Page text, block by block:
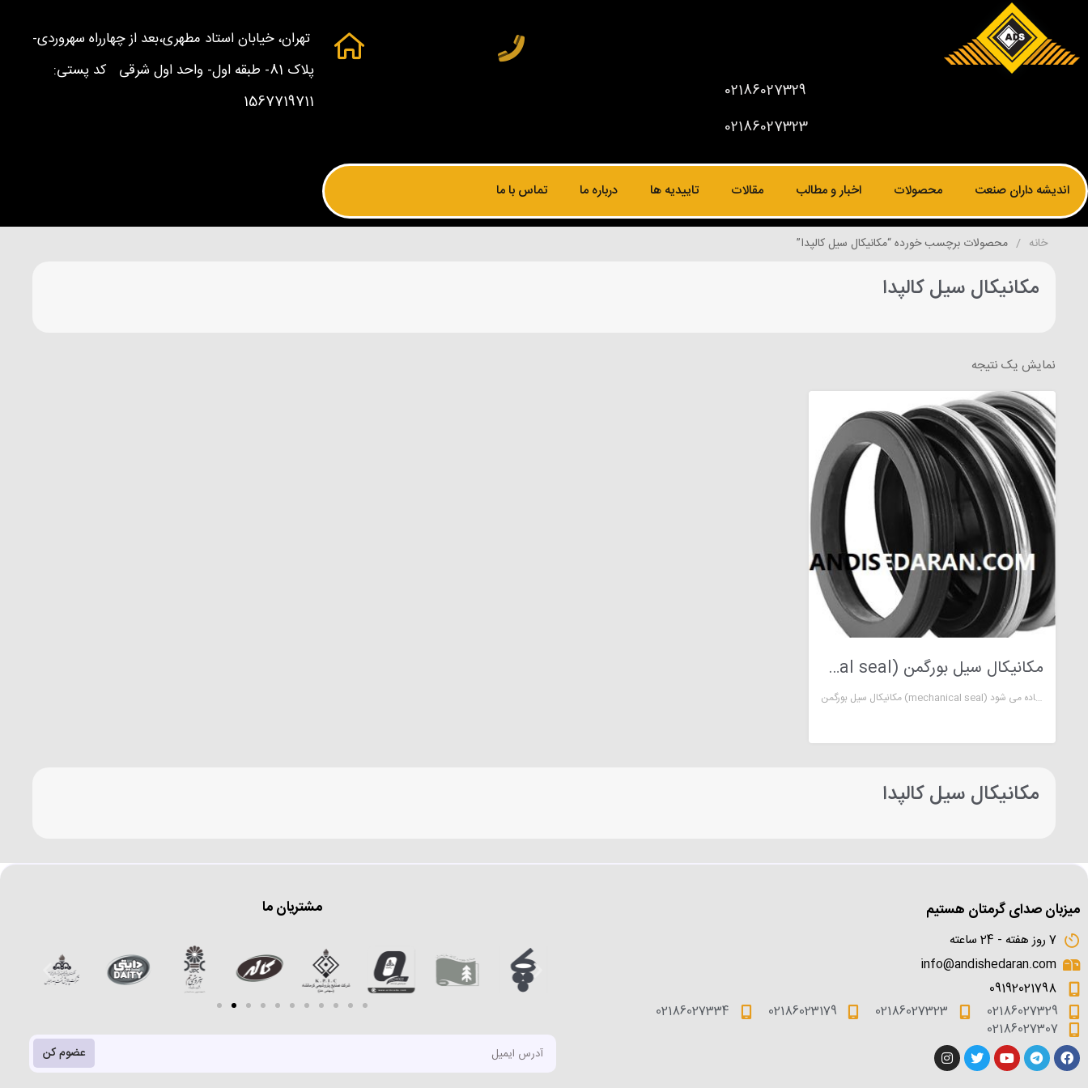
02186027329
02186027323
تهران، خیابان استاد مطهری،بعد از چهارراه سهروردی-
پلاک 81- طبقه اول- واحد اول شرقی کد پستی:
1567719711
اندیشه داران صنعت محصولات اخبار و مطالب مقالات تاییدیه ها درباره ما تماس با ما
خانه محصولات برچسب خورده “مکانیکال سیل کالپدا”
مکانیکال سیل کالپدا
نمایش یک نتیجه
مکانیکال سیل بورگمن (mechanical seal)
مکانیکال سیل بورگمن (mechanical seal) یا آب بند مکانیکی در سیستم های مختلف برای جلوگیری از نشتی استفاده می شود.
مکانیکال سیل کالپدا
میزبان صدای گرمتان هستیم
7 روز هفته - 24 ساعته
info@andishedaran.com
09192021798
02186027329
02186027323
02186023179
02186027334
02186027307
مشتریان ما
عضوم کن